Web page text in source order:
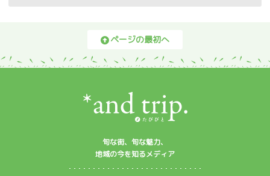
ページの最初へ
旬な街、旬な魅力、
地域の今を知るメディア